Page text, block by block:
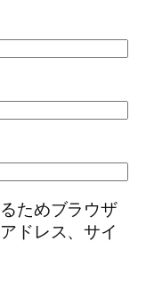
ためブラウザ
ドレス、サイ